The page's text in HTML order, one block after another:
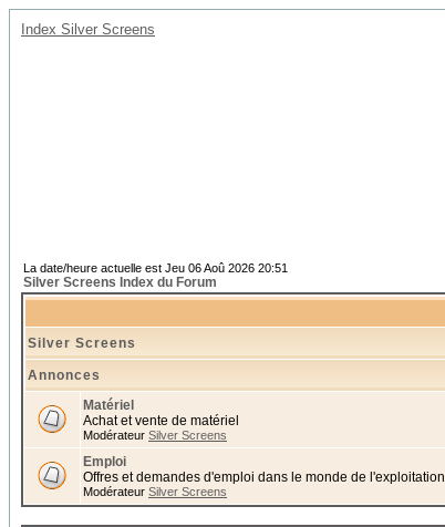
Index Silver Screens
La date/heure actuelle est Jeu 06 Aoû 2026 20:51
Silver Screens Index du Forum
Silver Screens
Annonces
Matériel
Achat et vente de matériel
Modérateur Silver Screens
Emploi
Offres et demandes d'emploi dans le monde de l'exploitation
Modérateur Silver Screens